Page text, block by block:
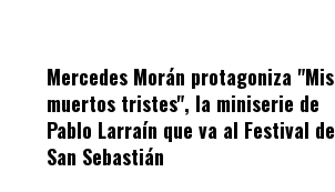
Mercedes Morán protagoniza "Mis
muertos tristes", la miniserie de
Pablo Larraín que va al Festival de
San Sebastián